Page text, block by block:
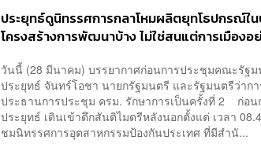
ประยุทธ์ดูนิทรรศการกลาโหมผลิตยุทโธปกรณ์ใน
โครงสร้างการพัฒนาบ้าง ไม่ใช่สนแต่การเมืองอ
วันนี้ (28 มีนาคม) บรรยากาศก่อนการประชุมคณะรัฐ
ประยุทธ์ จันทร์โอชา นายกรัฐมนตรี และรัฐมนตรีว่ากา
ประธานการประชุม ครม. รักษาการเป็นครั้งที่ 2 ก่อ
ประยุทธ์ เดินเข้าตึกสันติไมตรีหลังนอกตั้งแต่ เวลา
ชมนิทรรศการอุตสาหกรรมป้องกันประเทศ ที่มีสำนั...